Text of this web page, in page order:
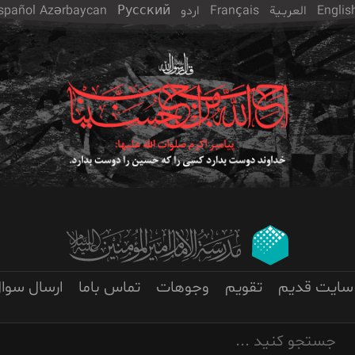
العربـیة Français اردو Русский
Azərbaycan
سایت قدیم تقویم وجوهات تماس باما ارسال